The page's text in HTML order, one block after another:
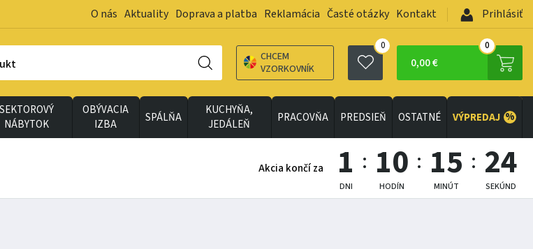
O nás Aktuality Doprava a platba Reklamácia Časté otázky Kontakt Prihlásiť
CHCEM
VZORKOVNÍK
0
0,00 €
0
SEKTOROVÝ
NÁBYTOK
OBÝVACIA
IZBA
SPÁLŇA
KUCHYŇA,
JEDÁLEŇ
PRACOVŇA PREDSIEŇ OSTATNÉ VÝPREDAJ %
Akcia končí za 1
DNI
10
HODÍN
15
MINÚT
23
SEKÚND